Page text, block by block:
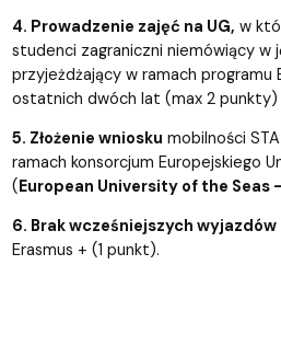
4. Prowadzenie zajęć na UG, w
studenci zagraniczni niemówiący w
przyjeżdżający w ramach programu
ostatnich dwóch lat (max 2 punkty)
5. Złożenie wniosku mobilności
ramach konsorcjum Europejskiego
(European University of the Seas
6. Brak wcześniejszych wyjazdów
Erasmus + (1 punkt).